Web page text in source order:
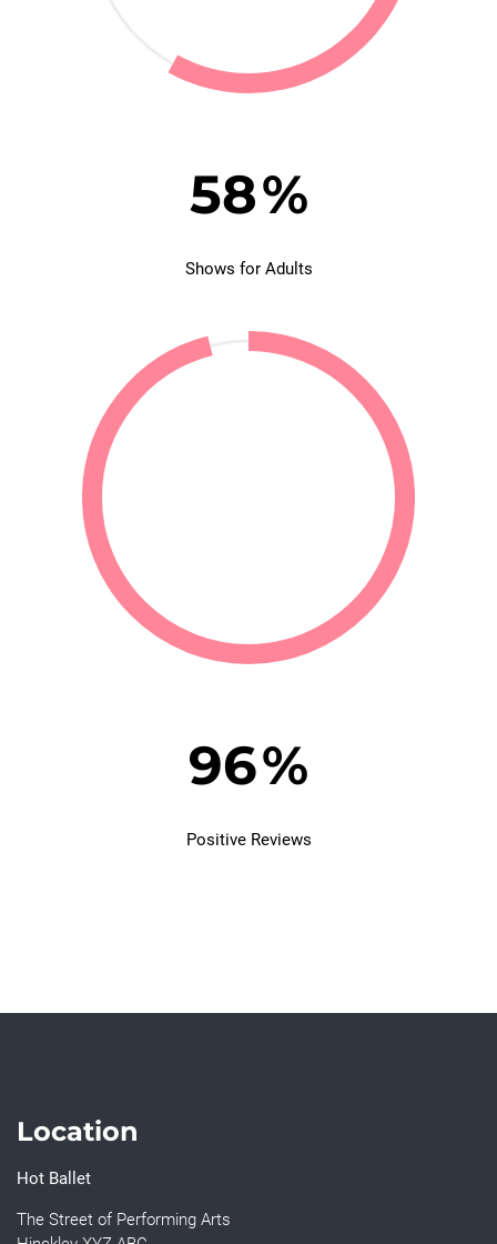
58%
Shows for Adults
96%
Positive Reviews
Location
Hot Ballet
The Street of Performing Arts